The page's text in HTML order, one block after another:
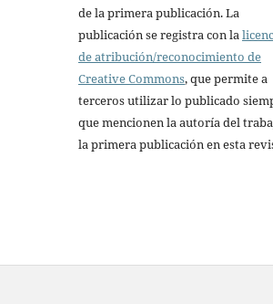
de la primera publicación. La
publicación se registra con la
de atribución/reconocimiento de
Creative Commons, que permite a
terceros utilizar lo publicado
que mencionen la autoría del
la primera publicación en esta